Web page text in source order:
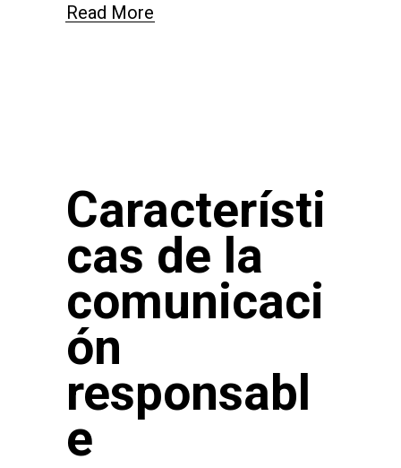
Read More
Característi
cas de la
comunicaci
ón
responsabl
e